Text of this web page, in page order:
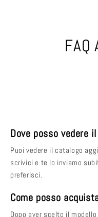
FAQ
Dove posso vedere
Puoi vedere il catalogo
scrivici e te lo inviamo
preferisci.
Come posso
Dopo aver scelto il